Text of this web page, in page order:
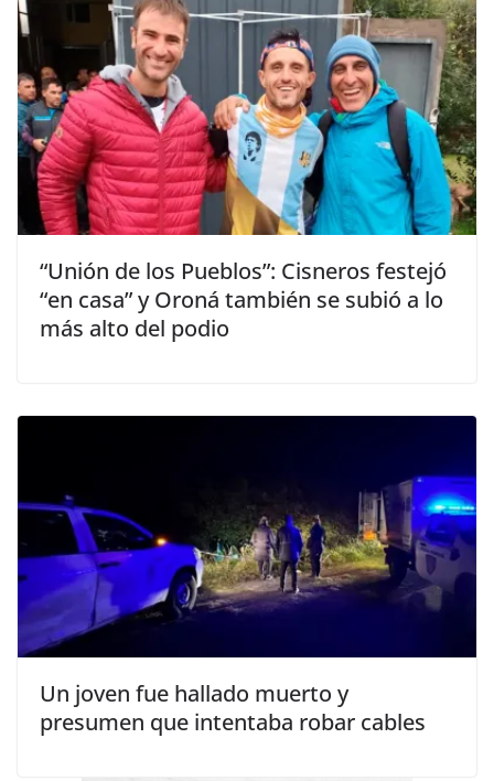
“Unión de los Pueblos”: Cisneros festejó
“en casa” y Oroná también se subió a lo
más alto del podio
Un joven fue hallado muerto y
presumen que intentaba robar cables